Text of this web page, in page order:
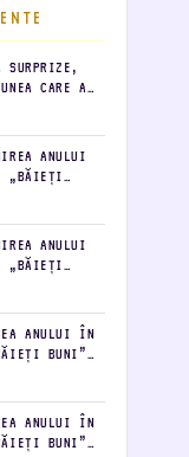
SURPRIZE,
CARE A
ANULUI
„BĂIEȚI
ANULUI
„BĂIEȚI
ANULUI ÎN
BUNI”…
ANULUI ÎN
BUNI”…